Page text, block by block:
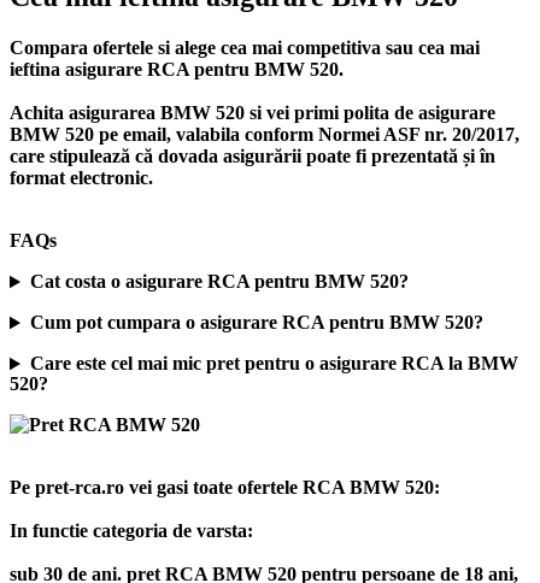
Compara ofertele si alege cea mai competitiva sau cea mai
ieftina asigurare RCA pentru BMW 520.
Achita asigurarea BMW 520 si vei primi polita de asigurare
BMW 520 pe email, valabila conform Normei ASF nr. 20/2017,
care stipulează că dovada asigurării poate fi prezentată și în
format electronic.
FAQs
Cat costa o asigurare RCA pentru BMW 520?
Cum pot cumpara o asigurare RCA pentru BMW 520?
Care este cel mai mic pret pentru o asigurare RCA la BMW
520?
Pe pret-rca.ro vei gasi toate ofertele RCA BMW 520:
In functie categoria de varsta:
sub 30 de ani. pret RCA BMW 520 pentru persoane de 18 ani,